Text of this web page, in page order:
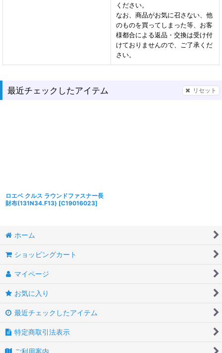
ください。
なお、商品がお気に召さない、他
のものを買ってしまった等、お客
様都合による返品・交換は受け付
けておりませんので、ご了承くだ
さい。
最近チェックしたアイテム リセット
ロエベ クルス ラウンドファスナー長
財布(131N34.F13) [C19016023]
ホーム
ショッピングカート
マイページ
お気に入り
最近チェックしたアイテム
特定商取引法表示
ご利用案内